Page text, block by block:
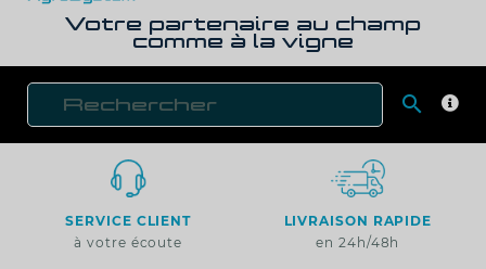
Votre partenaire au champ
comme à la vigne

SERVICE CLIENT
à votre écoute
LIVRAISON RAPIDE
en 24h/48h